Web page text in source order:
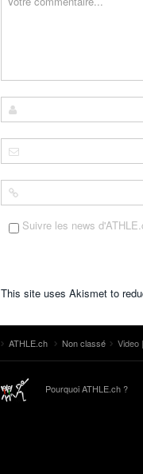
Suivre les news
This site uses Akismet to
ATHLE.ch Non classé Video
Pourquoi ATHLE.ch ?